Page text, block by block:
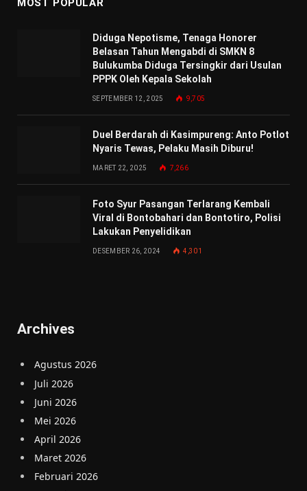
MOST POPULAR
Diduga Nepotisme, Tenaga Honorer
Belasan Tahun Mengabdi di SMKN 8
Bulukumba Diduga Tersingkir dari Usulan
PPPK Oleh Kepala Sekolah
SEPTEMBER 12, 2025 9,705
Duel Berdarah di Kasimpureng: Anto Potlot
Nyaris Tewas, Pelaku Masih Diburu!
MARET 22, 2025 7,266
Foto Syur Pasangan Terlarang Kembali
Viral di Bontobahari dan Bontotiro, Polisi
Lakukan Penyelidikan
DESEMBER 26, 2024 4,301
Archives
Agustus 2026
Juli 2026
Juni 2026
Mei 2026
April 2026
Maret 2026
Februari 2026